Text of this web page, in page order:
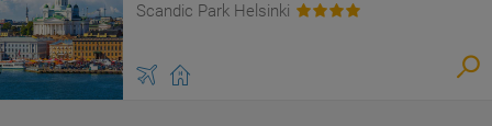
Scandic Park Helsinki